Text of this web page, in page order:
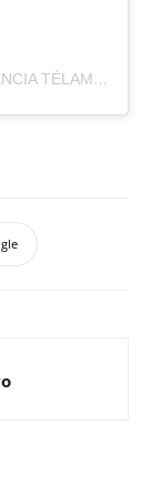
UNA PUBLICACIÓN COMPARTIDA DE AGENCIA TÉLAM (@AGENCIA_TELAM)